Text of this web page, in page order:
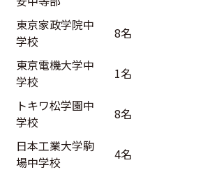
東京家政学院中
学校
8名
東京電機大学中
学校
1名
トキワ松学園中
学校
8名
日本工業大学駒
場中学校
4名